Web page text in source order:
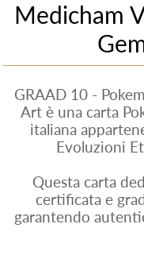
Medicham
GRAAD 10 -
Art è una carta
italiana
Evoluzioni
Questa carta
certificata e
garantendo